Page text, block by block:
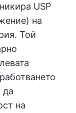
USP
на
Той
да
на